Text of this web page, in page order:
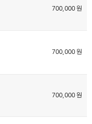
700,000 원
700,000 원
700,000 원